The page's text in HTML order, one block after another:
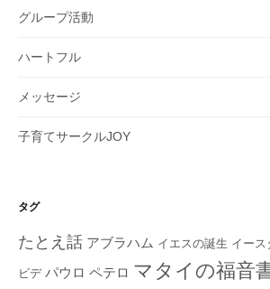
グループ活動
ハートフル
メッセージ
子育てサークルJOY
タグ
たとえ話 アブラハム イエスの誕生 イース
ビデ パウロ ペテロ マタイの福音